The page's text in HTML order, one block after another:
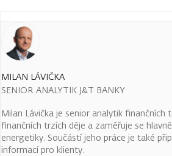
MILAN LÁVIČKA
SENIOR ANALYTIK J&T BANKY
Milan Lávička je senior analytik finančních
finančních trzích děje a zaměřuje se
energetiky. Součástí jeho práce je také
informací pro klienty.